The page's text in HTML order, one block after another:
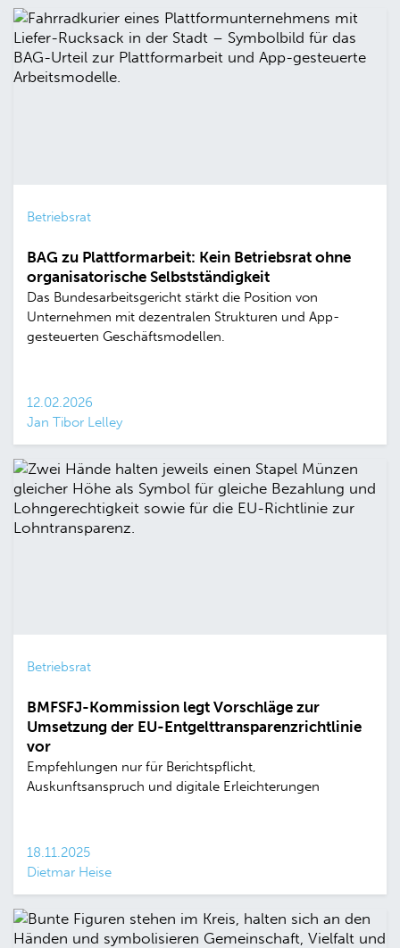
Betriebsrat
BAG zu Plattformarbeit: Kein Betriebsrat ohne
organisatorische Selbstständigkeit
Das Bundesarbeitsgericht stärkt die Position von
Unternehmen mit dezentralen Strukturen und App-
gesteuerten Geschäftsmodellen.
12.02.2026
Jan Tibor Lelley
Betriebsrat
BMFSFJ-Kommission legt Vorschläge zur
Umsetzung der EU-Entgelttransparenzrichtlinie
vor
Empfehlungen nur für Berichtspflicht,
Auskunftsanspruch und digitale Erleichterungen
18.11.2025
Dietmar Heise